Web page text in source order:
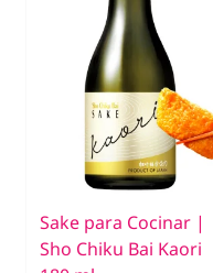
Sake para Cocinar |
Sho Chiku Bai Kaori